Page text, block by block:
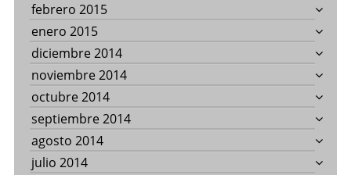
febrero 2015
enero 2015
diciembre 2014
noviembre 2014
octubre 2014
septiembre 2014
agosto 2014
julio 2014